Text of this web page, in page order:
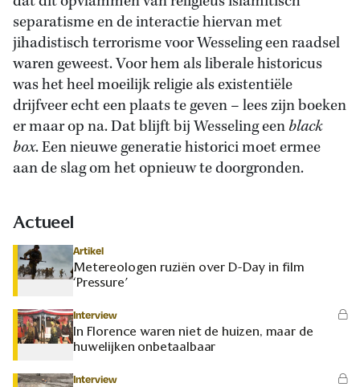
separatisme en de interactie hiervan met
jihadistisch terrorisme voor Wesseling een raadsel
waren geweest. Voor hem als liberale historicus
was het heel moeilijk religie als existentiële
drijfveer echt een plaats te geven – lees zijn boeken
er maar op na. Dat blijft bij Wesseling eenblack
box. Een nieuwe generatie historici moet ermee
aan de slag om het opnieuw te doorgronden.
Actueel
Artikel
Metereologen ruziën over D-Day in film
‘Pressure’
Interview
In Florence waren niet de huizen, maar de
huwelijken onbetaalbaar
Interview